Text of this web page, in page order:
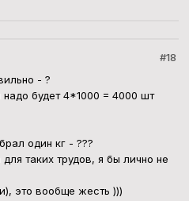
#18
- ?
надо будет 4*1000 = 4000 шт
один кг - ???
таких трудов, я бы лично не
это вообще жесть )))